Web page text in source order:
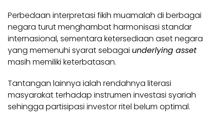
Perbedaan interpretasi fikih muamalah di berbagai
negara turut menghambat harmonisasi standar
internasional, sementara ketersediaan aset negara
yang memenuhi syarat sebagai underlying asset
masih memiliki keterbatasan.
Tantangan lainnya ialah rendahnya literasi
masyarakat terhadap instrumen investasi syariah
sehingga partisipasi investor ritel belum optimal.